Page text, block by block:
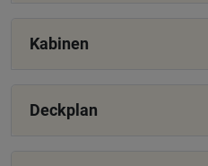
Kabinen
Deckplan